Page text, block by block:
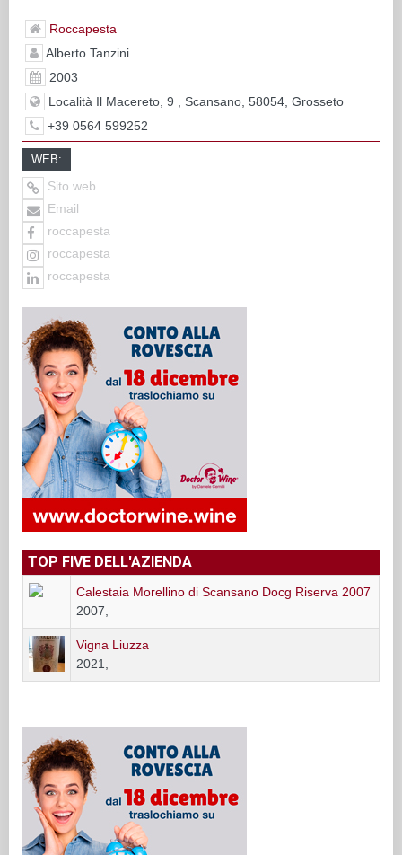
Roccapesta
Alberto Tanzini
2003
Località Il Macereto, 9 , Scansano, 58054, Grosseto
+39 0564 599252
WEB:
Sito web
Email
roccapesta
roccapesta
roccapesta
TOP FIVE DELL'AZIENDA
Calestaia Morellino di Scansano Docg Riserva 2007
2007,
Vigna Liuzza
2021,